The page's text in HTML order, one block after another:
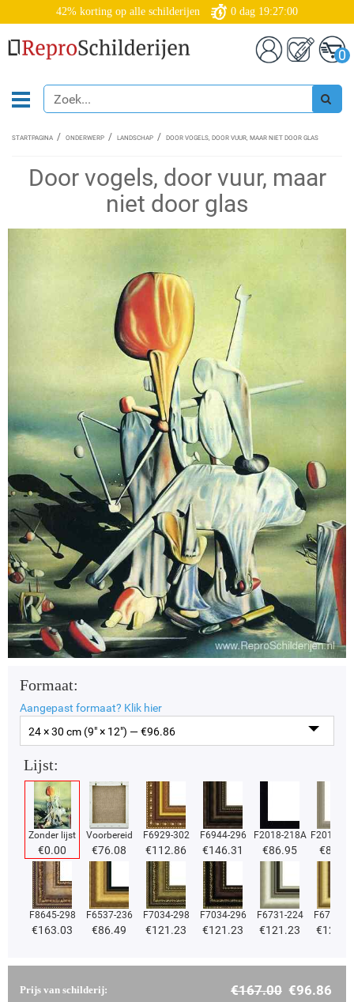
42% korting op alle schilderijen 0 dag 19:26:59
0
STARTPAGINA ONDERWERP LANDSCHAP DOOR VOGELS, DOOR VUUR, MAAR NIET DOOR GLAS
Door vogels, door vuur, maar
niet door glas
Formaat:
Aangepast formaat? Klik hier
24 × 30 cm (9" × 12") — €96.86
Lijst:
Zonder lijst
€0.00
Voorbereid
€76.08
F6929-302
€112.86
F6944-296
€146.31
F2018-218A
€86.95
F2018-
€86.95
F8645-298
€163.03
F6537-236
€86.49
F7034-298
€121.23
F7034-296
€121.23
F6731-224
€121.23
F6731-
€
Prijs van schilderij: €167.00 €96.86